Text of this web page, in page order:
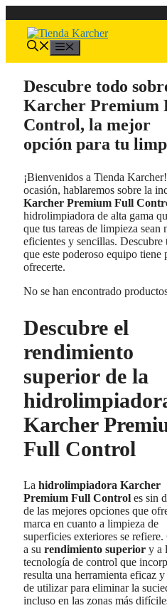
al
contenido
Descubre todo
Karcher Premium
Control, la mejor
opción para tu
¡Bienvenidos a Tienda
ocasión, hablaremos sobre la
Karcher Premium Full
hidrolimpiadora de alta gama
que tus tareas de limpieza sean
eficientes y sencillas. Descubre
que este poderoso equipo tiene
ofrecerte.
No se han encontrado
Descubre el
rendimiento
superior de la
Karcher
Full Control
La hidrolimpiadora Karcher
Premium Full Control es sin
de las mejores opciones que
marca en cuanto a limpieza de
superficies exteriores se refiere.
a su rendimiento superior y a
tecnología de control que
resulta una herramienta eficaz
de utilizar para eliminar la
incluso en las zonas más